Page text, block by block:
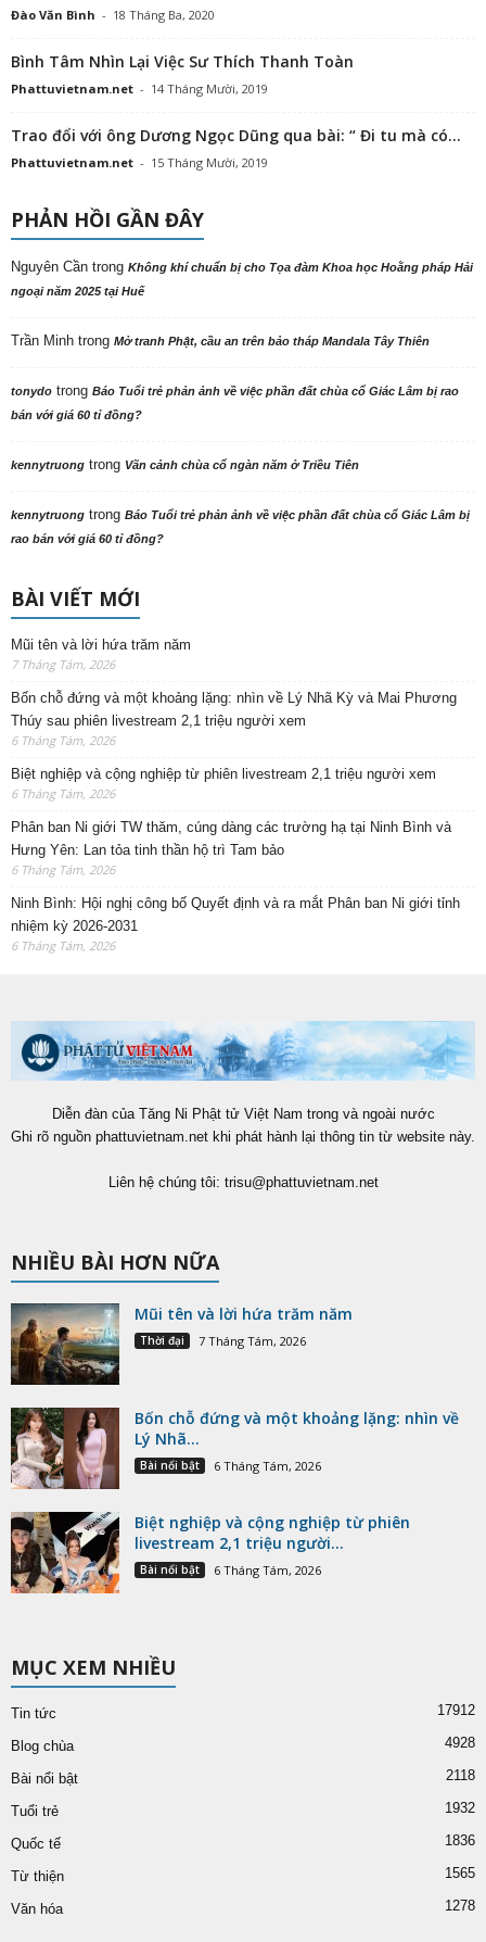
Đào Văn Bình - 18 Tháng Ba, 2020
Bình Tâm Nhìn Lại Việc Sư Thích Thanh Toàn
Phattuvietnam.net - 14 Tháng Mười, 2019
Trao đổi với ông Dương Ngọc Dũng qua bài: “ Đi tu mà có...
Phattuvietnam.net - 15 Tháng Mười, 2019
PHẢN HỒI GẦN ĐÂY
Nguyên Cần trong Không khí chuẩn bị cho Tọa đàm Khoa học Hoằng pháp Hải
ngoại năm 2025 tại Huế
Trần Minh trong Mở tranh Phật, cầu an trên bảo tháp Mandala Tây Thiên
tonydo trong Báo Tuổi trẻ phản ảnh về việc phần đất chùa cổ Giác Lâm bị rao
bán với giá 60 tỉ đồng?
kennytruong trong Vãn cảnh chùa cổ ngàn năm ở Triều Tiên
kennytruong trong Báo Tuổi trẻ phản ảnh về việc phần đất chùa cổ Giác Lâm bị
rao bán với giá 60 tỉ đồng?
BÀI VIẾT MỚI
Mũi tên và lời hứa trăm năm
7 Tháng Tám, 2026
Bốn chỗ đứng và một khoảng lặng: nhìn về Lý Nhã Kỳ và Mai Phương
Thúy sau phiên livestream 2,1 triệu người xem
6 Tháng Tám, 2026
Biệt nghiệp và cộng nghiệp từ phiên livestream 2,1 triệu người xem
6 Tháng Tám, 2026
Phân ban Ni giới TW thăm, cúng dàng các trường hạ tại Ninh Bình và
Hưng Yên: Lan tỏa tinh thần hộ trì Tam bảo
6 Tháng Tám, 2026
Ninh Bình: Hội nghị công bố Quyết định và ra mắt Phân ban Ni giới tỉnh
nhiệm kỳ 2026-2031
6 Tháng Tám, 2026
Diễn đàn của Tăng Ni Phật tử Việt Nam trong và ngoài nước
Ghi rõ nguồn phattuvietnam.net khi phát hành lại thông tin từ website này.
Liên hệ chúng tôi: trisu@phattuvietnam.net
NHIỀU BÀI HƠN NỮA
Mũi tên và lời hứa trăm năm
Thời đại 7 Tháng Tám, 2026
Bốn chỗ đứng và một khoảng lặng: nhìn về
Lý Nhã...
Bài nổi bật 6 Tháng Tám, 2026
Biệt nghiệp và cộng nghiệp từ phiên
livestream 2,1 triệu người...
Bài nổi bật 6 Tháng Tám, 2026
MỤC XEM NHIỀU
Tin tức 17912
Blog chùa 4928
Bài nổi bật 2118
Tuổi trẻ 1932
Quốc tế 1836
Từ thiện 1565
Văn hóa 1278